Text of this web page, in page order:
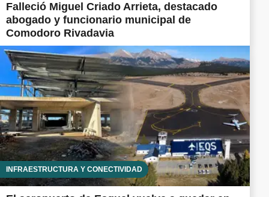
Falleció Miguel Criado Arrieta, destacado
abogado y funcionario municipal de
Comodoro Rivadavia
INFRAESTRUCTURA Y CONECTIVIDAD